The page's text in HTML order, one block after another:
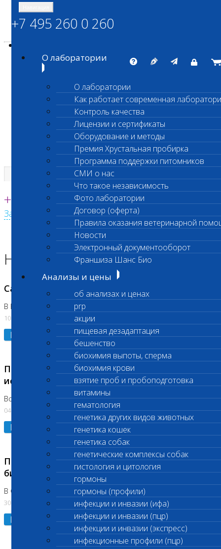
ШАНС БИО
Независимая ветеринарная лаборатория
Единая круглосуточная справочная
+7 495 260 0 260
Заказать звонок с сайта
+7 495 260 0 260
О лаборатории
О лаборатории
Как работает современная
Контроль качества
Лицензии и сертификаты
Оборудование и методы
Премия Хрустальная пробирка
Программа поддержки питомников
СМИ о нас
Что такое независимость
Фото лаборатории
Договор (оферта)
Правила оказания ветеринарной
Новости
Электронный документооборот
Франшиза Шанс Био
Анализы и цены
об анализах и ценах
prp
акции
пищевая дезадаптация
бешенство
биохимия выпоты, сперма
биохимия крови
взятие проб и пробоподготовка
витамины
гематология
генетика других видов животных
генетика кошек
генетика собак
генетические комплексы собак
гистология и цитология
гормоны
гормоны (профили)
инфекции и инвазии (ифа)
инфекции и инвазии (пцр)
инфекции и инвазии (экспресс)
инфекционные профили (пцр)
Главная страница
Новости лаборатории
Санитарный день
В Вешняках 14.08.2026
10.08.2026
Подробнее
Приостановка срочных биохимических
исследований
Во Владыкино
04.08.2026
Подробнее
Приостановлено выполнение срочных
биохимических исследований
В Сколково. Код (123,309,310)
30.07.2026
Подробнее